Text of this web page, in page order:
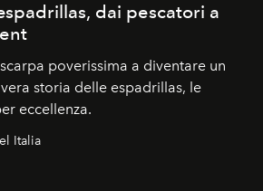
dai pescatori a
poverissima a diventare un
storia delle espadrillas, le
eccellenza.
Italia